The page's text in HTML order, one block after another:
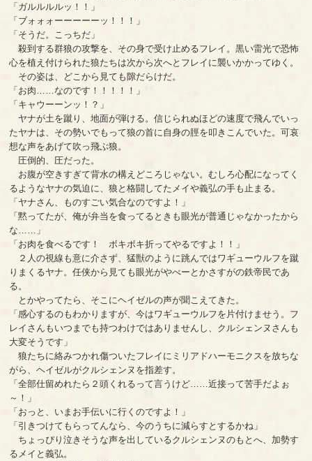
「ガルルルルッ！！」
「ブォォォーーーーーッ！！！」
「そうだ。こっちだ」
殺到する群狼の攻撃を、その身で受け止めるフレイ。黒い雷光で恐怖
心を植え付けられた狼たちは次から次へとフレイに襲いかかってゆく。
その姿は、どこから見ても隙だらけだ。
「お肉……なのです！！！！！」
「キャウーーンッ！？」
ヤナが土を蹴り、地面が弾ける。信じられぬほどの速度で飛んでいっ
たヤナは、その勢いでもって狼の首に自身の脛を叩きこんでいた。可哀
想な声をあげて吹っ飛ぶ狼。
圧倒的、圧だった。
お腹が空きすぎて背水の構えどころじゃない。むしろ心配になってく
るようなヤナの気迫に、狼と格闘してたメイや義弘の手も止まる。
「ヤナさん、ものすごい気合なのですよ！」
「黙ってたが、俺が弁当を食ってるときも眼光が普通じゃなかったから
な……」
「お肉を食べるです！ ボキボキ折ってやるですよ！！」
２人の視線も意に介さず、猛獣のように跳んではワギューウルフを蹴
りまくるヤナ。任侠から見ても眼光がやべーとかさすがの鉄帝民であ
る。
とかやってたら、そこにヘイゼルの声が聞こえてきた。
「感心するのもわかりますが、今はワギューウルフを片付けませう。フ
レイさんもいつまでも持つわけではありませんし、クルシェンヌさんも
大変そうです」
狼たちに絡みつかれ傷ついたフレイにミリアドハーモニクスを放ちな
がら、ヘイゼルがクルシェンヌを指差す。
「全部仕留めれたら２頭くれるって言うけど……近接って苦手だよぉ
～！」
「おっと、いまお手伝いに行くのですよ！」
「引きつけてもらってんなら、今のうちに減らすとするかね」
ちょっぴり泣きそうな声を出しているクルシェンヌのもとへ、加勢す
るメイと義弘。